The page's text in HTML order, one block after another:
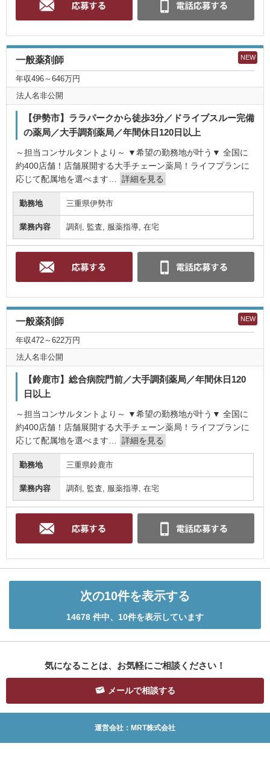
NEW
一般薬剤師
年収496～646万円
法人名非公開
【伊勢市】ララパークから徒歩3分／ドライブスルー完備
の薬局／大手調剤薬局／年間休日120日以上
～担当コンサルタントより～ ▼希望の勤務地が叶う▼ 全国に
約400店舗！店舗展開する大手チェーン薬局！ライフプランに
応じて配属地を選べます…
詳細を見る
勤務地 三重県伊勢市
業務内容 調剤, 監査, 服薬指導, 在宅
NEW
一般薬剤師
年収472～622万円
法人名非公開
【鈴鹿市】総合病院門前／大手調剤薬局／年間休日120
日以上
～担当コンサルタントより～ ▼希望の勤務地が叶う▼ 全国に
約400店舗！店舗展開する大手チェーン薬局！ライフプランに
応じて配属地を選べます…
詳細を見る
勤務地 三重県鈴鹿市
業務内容 調剤, 監査, 服薬指導, 在宅
次の10件を表示する
14678 件中、10件を表示しています
気になることは、お気軽にご相談ください！
メールで相談する
運営会社：MRT株式会社